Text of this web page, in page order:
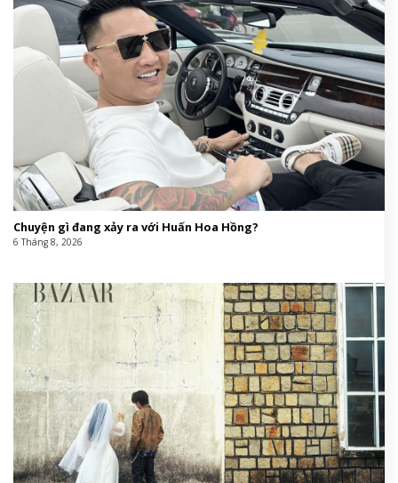
Chuyện gì đang xảy ra với Huấn Hoa Hồng?
6 Tháng 8, 2026